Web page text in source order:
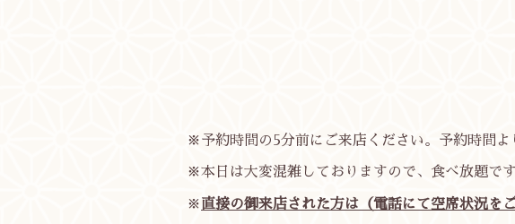
※予約時間の5分前にご来店ください。予約時間よ
※本日は大変混雑しておりますので、食べ放題で
※直接の御来店された方は（電話にて空席状況を